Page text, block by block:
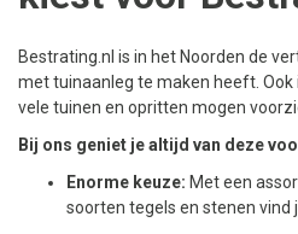
Bestrating.nl is in het Noorden de
met tuinaanleg te maken heeft. Ook
vele tuinen en opritten mogen
Bij ons geniet je altijd van deze
Enorme keuze: Met een
soorten tegels en stenen vind